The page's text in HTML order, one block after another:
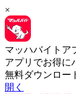
×
マッハバイトア
アプリでお得に
無料ダウンロー
開く